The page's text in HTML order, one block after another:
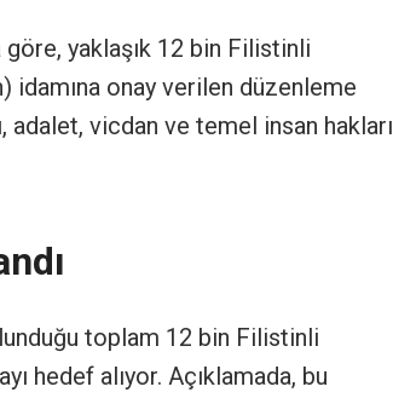
yaklaşık 12 bin Filistinli
idamına onay verilen düzenleme
adalet, vicdan ve temel insan hakları
toplam 12 bin Filistinli
hedef alıyor. Açıklamada, bu